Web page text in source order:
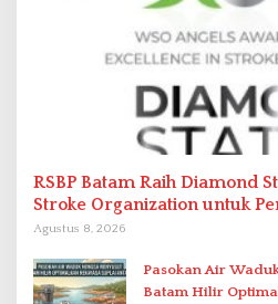
RSBP Batam Raih Diamond
Stroke Organization untuk
Berstandar Internasional
Agustus 8, 2026
Pasokan Air
Batam Hilir